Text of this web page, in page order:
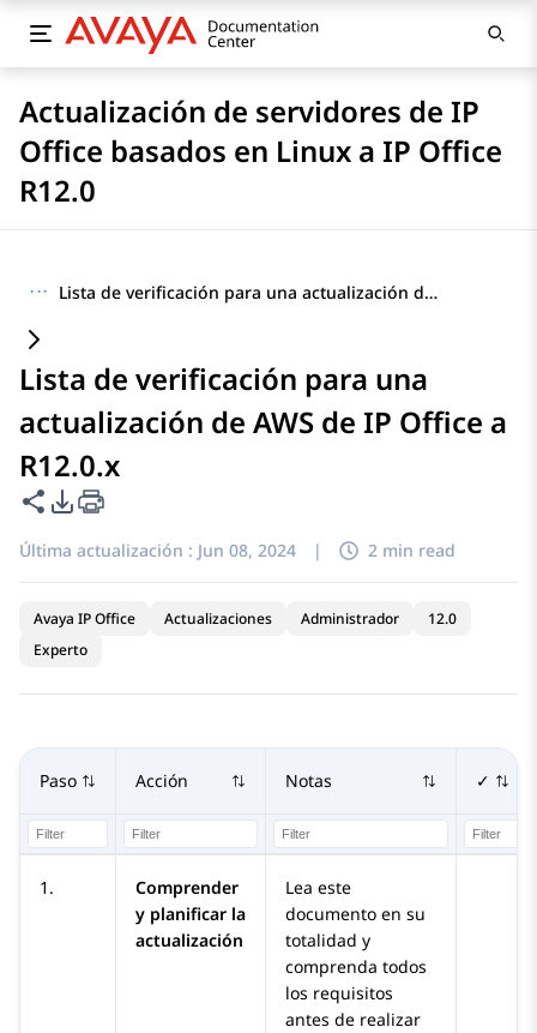
Actualización de servidores de IP
Office basados en Linux a IP Office
R12.0
··· Lista de verificación para una actualización de AWS de IP Office a R12.0.x
Lista de verificación para una
actualización de AWS de IP Office a
R12.0.x
Compartir esta página
Opciones de exportación de PDF
Última actualización : Jun 08, 2024 | 2 min read
Avaya IP Office Actualizaciones Administrador
12.0
Experto
Paso Acción Notas ✓
1.
Comprender
y planificar la
actualización
Lea este
documento en su
totalidad y
comprenda todos
los requisitos
antes de realizar